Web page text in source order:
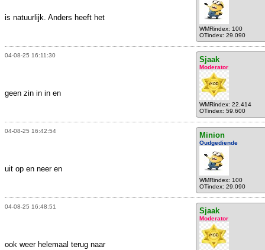
WMRindex: 100
OTindex: 29.090
is natuurlijk. Anders heeft het
04-08-25 16:11:30 Sjaak
Moderator
WMRindex: 22.414
OTindex: 59.600
geen zin in in en
04-08-25 16:42:54 Minion
Oudgediende
WMRindex: 100
OTindex: 29.090
uit op en neer en
04-08-25 16:48:51 Sjaak
Moderator
ook weer helemaal terug naar